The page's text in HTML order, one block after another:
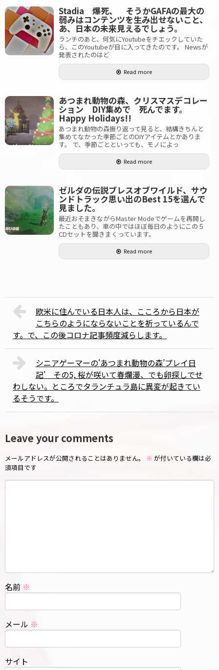
Stadia 爆死、 そうかGAFAの最大の
弱みはコンテンツを生み出せないこと、
あ、日本の未来見えるでしょう。
ランチのあと、何気にYoutubeをチエックしていた
ら、このYoutubeが目に入ってきたのです。 Newsが
発表されたのはど
Read more
あつまれ動物の森、クリスマスデコレー
ション DIY集めで 死んでます。
Happy Holidays!!
あつまれ動物の森振り返って見ると、結構きちんと
集めてなかった季節ごとのDIYアイテムとかありま
す。 で、季節ごとといっても、モノによっ
Read more
ゼルダの伝説ブレスオブワイルド、サウ
ンドトラック思い出のBest 15を選んで
見ました。
最近おそまきながらMaster Modeでゲームを再開し
たこともあり、車の中ではほぼ毎日のようにこの５
CDセットを聞きまくっています。
Read more
欧米に住んでいる日本人は、こころから日本が
こちらのようにならないことを祈っているんで
す。で、この後コロナ記事頻度減らします。
シニアゲーマーの'あつまれ動物の森’プレイ日
記' その5, 桜が咲いて春爛漫、でも卵探しでせ
わしない。ところでタランチュラ島に異変が起きてい
るそうです。
Leave your comments
メールアドレスが公開されることはありません。 ※ が付いている欄は必
須項目です
名前 ※
メール ※
サイト